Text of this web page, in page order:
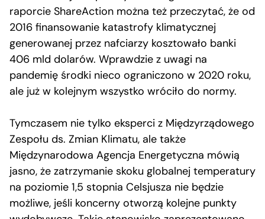
raporcie ShareAction można też przeczytać, że od
2016 finansowanie katastrofy klimatycznej
generowanej przez nafciarzy kosztowało banki
406 mld dolarów. Wprawdzie z uwagi na
pandemię środki nieco ograniczono w 2020 roku,
ale już w kolejnym wszystko wróciło do normy.
Tymczasem nie tylko eksperci z Międzyrządowego
Zespołu ds. Zmian Klimatu, ale także
Międzynarodowa Agencja Energetyczna mówią
jasno, że zatrzymanie skoku globalnej temperatury
na poziomie 1,5 stopnia Celsjusza nie będzie
możliwe, jeśli koncerny otworzą kolejne punkty